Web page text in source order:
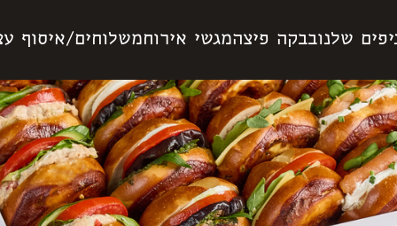
שלנובבקה פיצהמגשי אירוחמשלוחים/איסוף